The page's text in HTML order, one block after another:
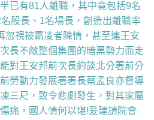
已有81人離職，其中竟包括9名
股長、1名場長，創造出離職率
忽視被霸凌者陳情，甚至連王安
長不敵整個集團的暗黑勢力而走
對王安邦前次長約談北分署前分
勞動力發展署署長蔡孟良亦督導
三尺，致令悲劇發生，對其家屬
痛，國人情何以堪!爰建請院會